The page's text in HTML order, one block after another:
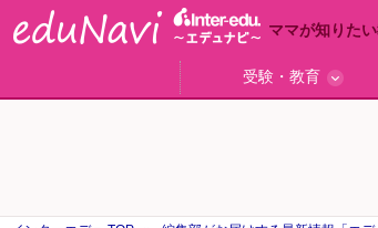
ママが知りた
受験・教育